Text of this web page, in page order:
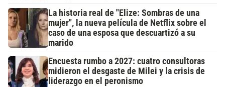
La historia real de "Elize: Sombras de una
mujer", la nueva película de Netflix sobre el
caso de una esposa que descuartizó a su
marido
Encuesta rumbo a 2027: cuatro consultoras
midieron el desgaste de Milei y la crisis de
liderazgo en el peronismo